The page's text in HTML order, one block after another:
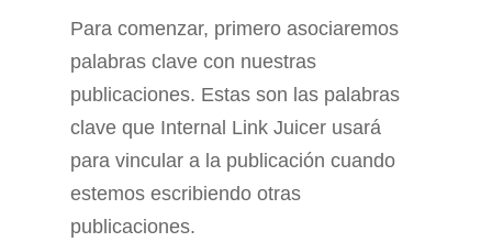
Para comenzar, primero asociaremos
palabras clave con nuestras
publicaciones. Estas son las palabras
clave que Internal Link Juicer usará
para vincular a la publicación cuando
estemos escribiendo otras
publicaciones.